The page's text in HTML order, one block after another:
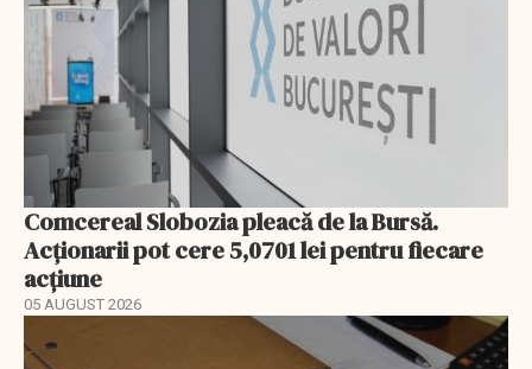
Comcereal Slobozia pleacă de la Bursă.
Acționarii pot cere 5,0701 lei pentru fiecare
acțiune
05 AUGUST 2026